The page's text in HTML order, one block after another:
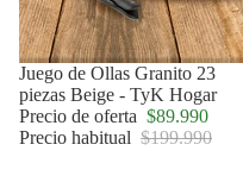
Oferta
Juego de Ollas Granito 23
piezas Beige - TyK Hogar
Precio de oferta $89.990
Precio habitual $199.990